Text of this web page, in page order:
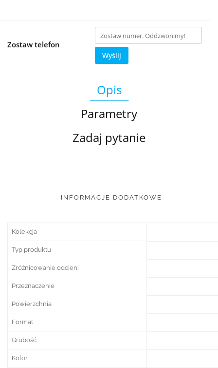
Zostaw telefon
Wyślij
Opis
Parametry
Zadaj pytanie
INFORMACJE DODATKOWE
Kolekcja
Typ produktu
Zróżnicowanie odcieni
Przeznaczenie
Powierzchnia
Format
Grubość
Kolor